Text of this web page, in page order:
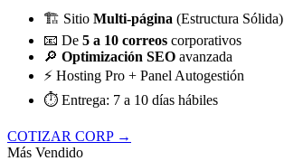
🏗️ Sitio Multi-página (Estructura Sólida)
📧 De 5 a 10 correos corporativos
🔎 Optimización SEO avanzada
⚡ Hosting Pro + Panel Autogestión
⏱️ Entrega: 7 a 10 días hábiles
COTIZAR CORP →
Más Vendido